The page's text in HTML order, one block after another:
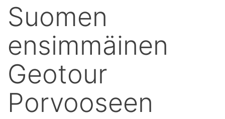
Suomen
ensimmäinen
Geotour
Porvooseen